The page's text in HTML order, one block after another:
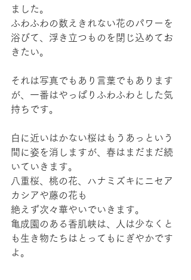
ました。
ふわふわの数えきれない花のパワーを
浴びて、浮き立つものを閉じ込めてお
きたい。
それは写真でもあり言葉でもあります
が、一番はやっぱりふわふわとした気
持ちです。
白に近いはかない桜はもうあっという
間に姿を消しますが、春はまだまだ続
いていきます。
八重桜、桃の花、ハナミズキにニセア
カシアや藤の花も
絶えず次々華やいでいきます。
亀成園のある香肌峡は、人は少なくと
も生き物たちはとってもにぎやかです
よ。